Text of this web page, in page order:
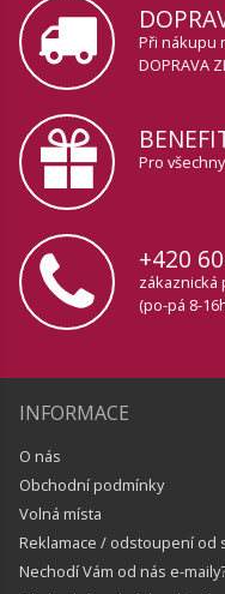
Při nákupu
DOPRAVA
Pro
+420
zákaznická
(po-pá 8-
INFORMACE
O nás
Obchodní podmínky
Volná místa
Reklamace / odstoupení od
Nechodí Vám od nás e-